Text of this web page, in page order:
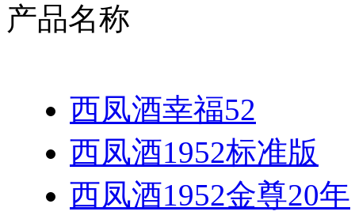
产品名称
西凤酒幸福52
西凤酒1952标准版
西凤酒1952金尊20年